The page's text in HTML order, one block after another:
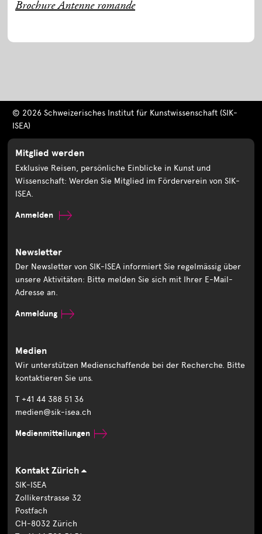
Brochure Antenne romande
© 2026 Schweizerisches Institut für Kunstwissenschaft (SIK-
ISEA)
Mitglied werden
Exklusive Reisen, persönliche Einblicke in Kunst und
Wissenschaft: Werden Sie Mitglied im Förderverein von SIK-
ISEA.
Anmelden
Newsletter
Der Newsletter von SIK-ISEA informiert Sie regelmässig über
unsere Aktivitäten: Bitte melden Sie sich mit Ihrer E-Mail-
Adresse an.
Anmeldung
Medien
Wir unterstützen Medienschaffende bei der Recherche. Bitte
kontaktieren Sie uns.
T +41 44 388 51 36
medien@sik-isea.ch
Medienmitteilungen
Kontakt Zürich
SIK-ISEA
Zollikerstrasse 32
Postfach
CH-8032 Zürich